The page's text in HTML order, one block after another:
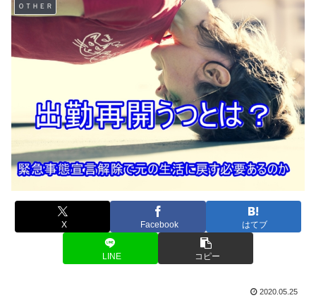
ＯＴＨＥＲ
X Facebook はてブ
LINE コピー
2020.05.25